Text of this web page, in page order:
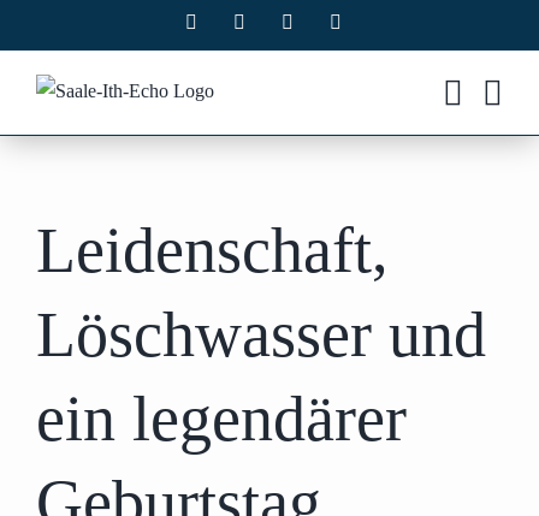
Inhalt
springen
Facebook Instagram
Leidenschaft,
Löschwasser und
ein legendärer